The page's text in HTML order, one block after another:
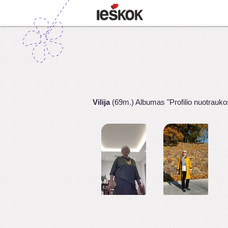
Vilija(69m.) Albumas "Profilio